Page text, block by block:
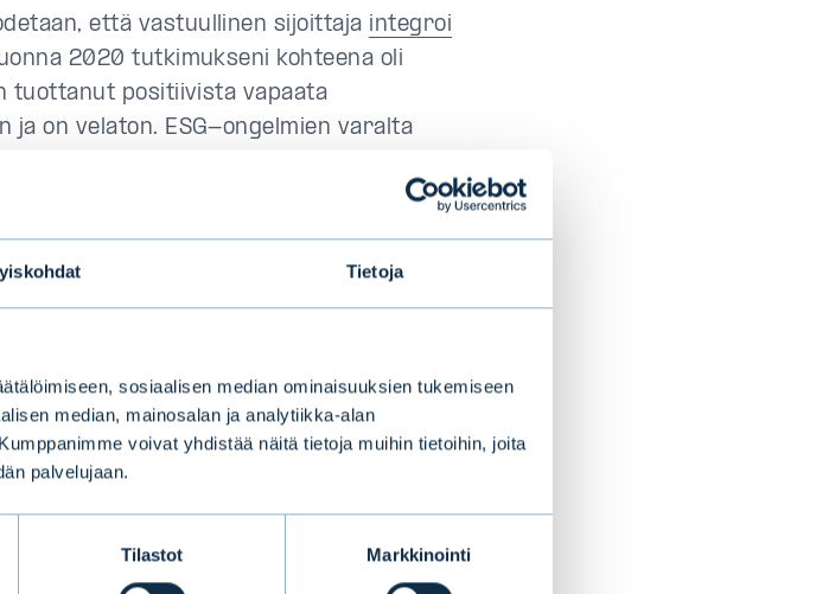
Tietoja
sosiaalisen median ominaisuuksien tukemiseen
median, mainosalan ja analytiikka-alan
voivat yhdistää näitä tietoja muihin tietoihin, joita
palvelujaan.
Tilastot Markkinointi
että vastuullinen sijoittaja integroi
2020 tutkimukseni kohteena oli
tuottanut positiivista vapaata
ja on velaton. ESG-ongelmien varalta
miltä yrityksen rahoituksellinen
vaikutusta: Kokeilin
negatiivisina kassavirtoina takuita,
taloudellinen profiili näytti edelleen